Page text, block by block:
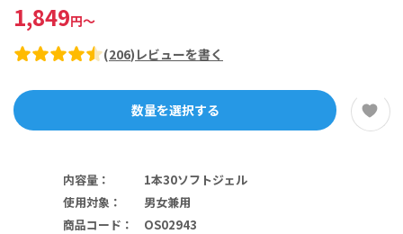
1,849円～
(206) レビューを書く
数量を選択する
内容量 ：
1本30ソフトジェル
使用対象 ：
男女兼用
商品コード ： OS02943